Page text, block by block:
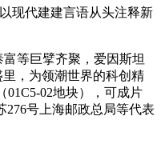
现代建建言语从头注释新
等巨擘齐聚，爱因斯坦
，为领潮世界的科创精
02地块），可成片
号上海邮政总局等代表